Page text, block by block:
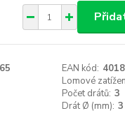
EAN kód:
Lomové
Počet drátů: 3
Drát Ø (mm): 3